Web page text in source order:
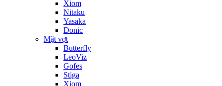
Xiom
Nitaku
Yasaka
Donic
Mặt vợt
Butterfly
LeoViz
Gofes
Stiga
Xiom